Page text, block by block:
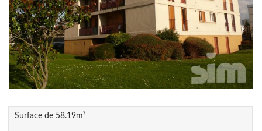
Surface de 58.19m²